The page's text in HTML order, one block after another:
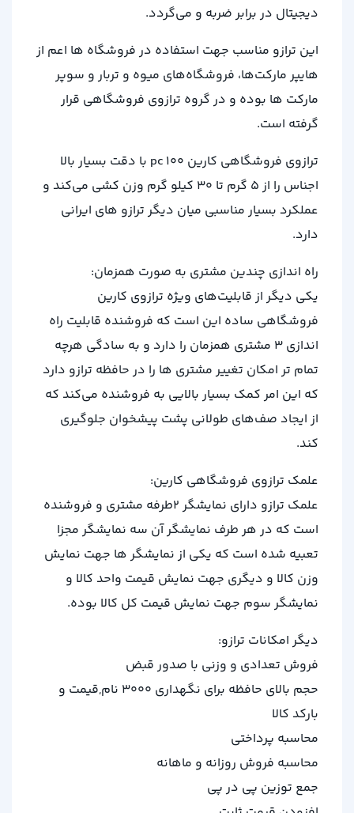
دیجیتال در برابر ضربه و می‌گردد.
این ترازو مناسب جهت استفاده در فروشگاه ها اعم از
هایپر مارکت‌ها، فروشگاه‌های میوه و تربار و سوپر
مارکت ها بوده و در گروه ترازوی فروشگاهی قرار
گرفته است.
ترازوی فروشگاهی کارین pc 100 با دقت بسیار بالا
اجناس را از 5 گرم تا 30 کیلو گرم وزن کشی می‌کند و
عملکرد بسیار مناسبی میان دیگر ترازو های ایرانی
دارد.
راه اندازی چندین مشتری به صورت همزمان:
یکی دیگر از قابلیت‌های ویژه ترازوی کارین
فروشگاهی ساده این است که فروشنده قابلیت راه
اندازی ۳ مشتری همزمان را دارد و به سادگی هرچه
تمام تر امکان تغییر مشتری ها را در حافظه ترازو دارد
که این امر کمک بسیار بالایی به فروشنده می‌کند که
از ایجاد صف‌های طولانی پشت پیشخوان جلو‌گیری
کند.
علمک ترازوی فروشگاهی کارین:
علمک ترازو دارای نمایشگر ۲طرفه مشتری و فروشنده
است که در هر طرف نمایشگر آن سه نمایشگر مجزا
تعبیه شده است که یکی از نمایشگر ها جهت نمایش
وزن کالا و دیگری جهت نمایش قیمت واحد کالا و
نمایشگر سوم جهت نمایش قیمت کل کالا بوده.
دیگر امکانات ترازو:
فروش تعدادی و وزنی با صدور قبض
حجم بالای حافظه برای نگهداری 3000 نام,قیمت و
بارکد کالا
محاسبه پرداختی
محاسبه فروش روزانه و ماهانه
جمع توزین پی در پی